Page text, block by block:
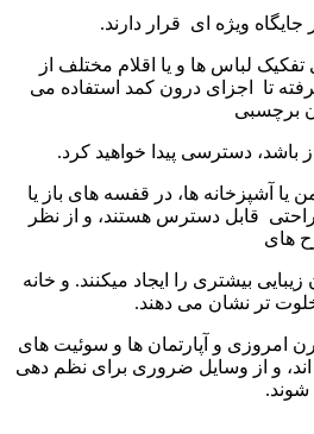
ویژه ای قرار دارند.
تفکیک لباس ها و یا اقلام مختلف از
تا اجزای درون کمد استفاده می
برچسبی
باشد، دسترسی پیدا خواهید کرد.
یا آشپزخانه ها، در قفسه های باز یا
قابل دسترس هستند، و از نظر
های
بیشتری را ایجاد میکنند. و خانه
تر نشان می دهند.
امروزی و آپارتمان ها و سوئیت های
اند، و از وسایل ضروری برای نظم دهی